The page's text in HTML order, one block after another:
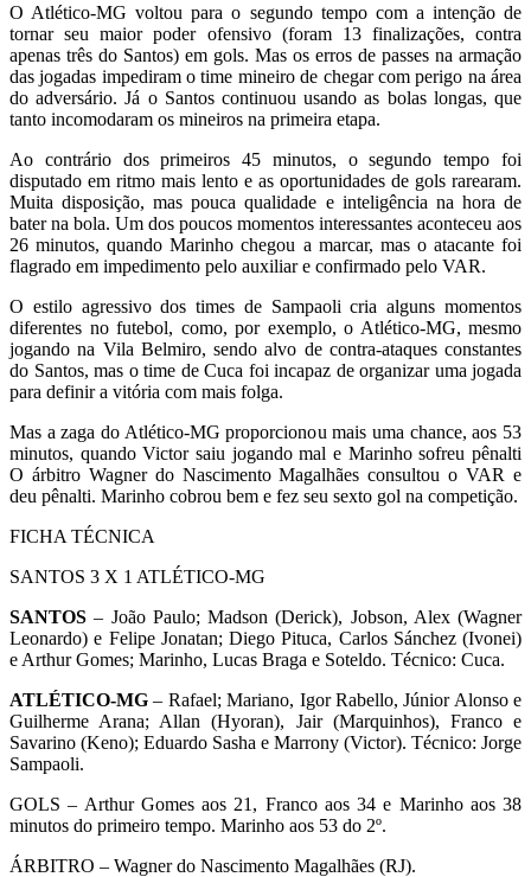
O Atlético-MG voltou para o segundo tempo com a intenção de
tornar seu maior poder ofensivo (foram 13 finalizações, contra
apenas três do Santos) em gols. Mas os erros de passes na armação
das jogadas impediram o time mineiro de chegar com perigo na área
do adversário. Já o Santos continuou usando as bolas longas, que
tanto incomodaram os mineiros na primeira etapa.
Ao contrário dos primeiros 45 minutos, o segundo tempo foi
disputado em ritmo mais lento e as oportunidades de gols rarearam.
Muita disposição, mas pouca qualidade e inteligência na hora de
bater na bola. Um dos poucos momentos interessantes aconteceu aos
26 minutos, quando Marinho chegou a marcar, mas o atacante foi
flagrado em impedimento pelo auxiliar e confirmado pelo VAR.
O estilo agressivo dos times de Sampaoli cria alguns momentos
diferentes no futebol, como, por exemplo, o Atlético-MG, mesmo
jogando na Vila Belmiro, sendo alvo de contra-ataques constantes
do Santos, mas o time de Cuca foi incapaz de organizar uma jogada
para definir a vitória com mais folga.
Mas a zaga do Atlético-MG proporcionou mais uma chance, aos 53
minutos, quando Victor saiu jogando mal e Marinho sofreu pênalti
O árbitro Wagner do Nascimento Magalhães consultou o VAR e
deu pênalti. Marinho cobrou bem e fez seu sexto gol na competição.
FICHA TÉCNICA
SANTOS 3 X 1 ATLÉTICO-MG
SANTOS – João Paulo; Madson (Derick), Jobson, Alex (Wagner
Leonardo) e Felipe Jonatan; Diego Pituca, Carlos Sánchez (Ivonei)
e Arthur Gomes; Marinho, Lucas Braga e Soteldo. Técnico: Cuca.
ATLÉTICO-MG – Rafael; Mariano, Igor Rabello, Júnior Alonso e
Guilherme Arana; Allan (Hyoran), Jair (Marquinhos), Franco e
Savarino (Keno); Eduardo Sasha e Marrony (Victor). Técnico: Jorge
Sampaoli.
GOLS – Arthur Gomes aos 21, Franco aos 34 e Marinho aos 38
minutos do primeiro tempo. Marinho aos 53 do 2º.
ÁRBITRO – Wagner do Nascimento Magalhães (RJ).